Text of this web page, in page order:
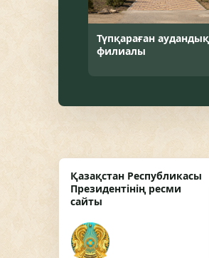
Түпқараған аудандық
филиалы
Қазақстан Республикасы
Президентінің ресми
сайты